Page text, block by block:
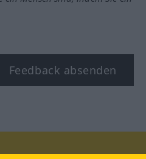
Feedback absenden